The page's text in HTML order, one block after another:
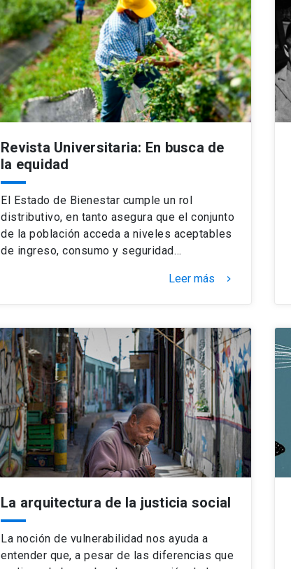
Revista Universitaria: En busca de
la equidad
El Estado de Bienestar cumple un rol
distributivo, en tanto asegura que el conjunto
de la población acceda a niveles aceptables
de ingreso, consumo y seguridad…
Leer más keyboard_arrow_right
La arquitectura de la justicia social
La noción de vulnerabilidad nos ayuda a
entender que, a pesar de las diferencias que